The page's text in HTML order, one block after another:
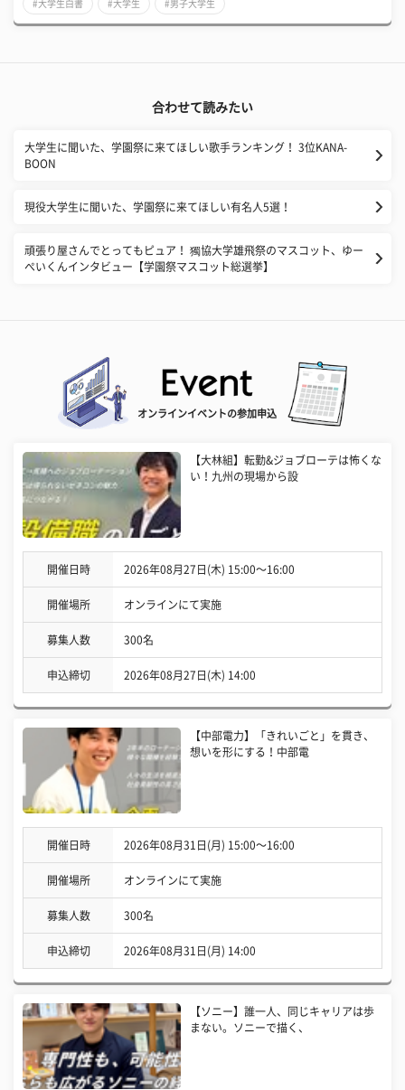
#大学生白書 #大学生 #男子大学生
合わせて読みたい
大学生に聞いた、学園祭に来てほしい歌手ランキング！ 3位KANA-
BOON
現役大学生に聞いた、学園祭に来てほしい有名人5選！
頑張り屋さんでとってもピュア！ 獨協大学雄飛祭のマスコット、ゆー
ぺいくんインタビュー【学園祭マスコット総選挙】
オンラインイベントの参加申込
【大林組】転勤&ジョブローテは怖くな
い！九州の現場から設
開催日時 2026年08月27日(木) 15:00〜16:00
開催場所 オンラインにて実施
募集人数 300名
申込締切 2026年08月27日(木) 14:00
【中部電力】「きれいごと」を貫き、
想いを形にする！中部電
開催日時 2026年08月31日(月) 15:00〜16:00
開催場所 オンラインにて実施
募集人数 300名
申込締切 2026年08月31日(月) 14:00
【ソニー】誰一人、同じキャリアは歩
まない。ソニーで描く、